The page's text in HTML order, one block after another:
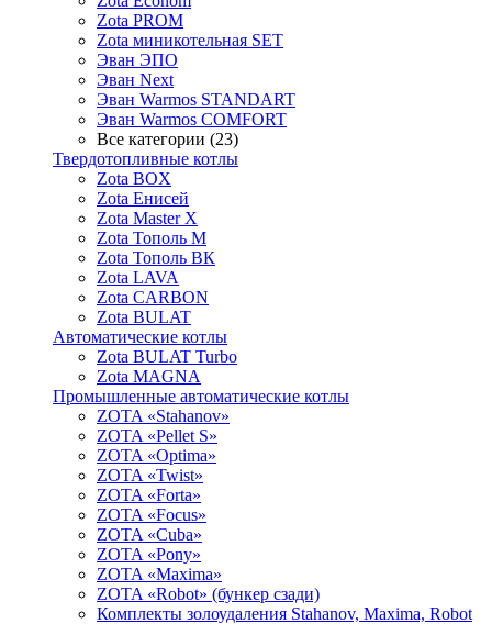
Zota PROM
Zota миникотельная SET
Эван ЭПО
Эван Next
Эван Warmos STANDART
Эван Warmos COMFORT
Все категории (23)
Твердотопливные котлы
Zota BOX
Zota Енисей
Zota Master X
Zota Тополь М
Zota Тополь ВК
Zota LAVA
Zota CARBON
Zota BULAT
Автоматические котлы
Zota BULAT Turbo
Zota MAGNA
Промышленные автоматические котлы
ZOTA «Stahanov»
ZOTA «Pellet S»
ZOTA «Optima»
ZOTA «Twist»
ZOTA «Forta»
ZOTA «Focus»
ZOTA «Cuba»
ZOTA «Pony»
ZOTA «Maxima»
ZOTA «Robot» (бункер сзади)
Комплекты золоудаления Stahanov, Maxima, Robot